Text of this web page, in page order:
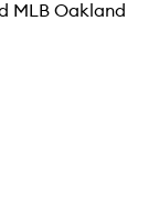
MLB Oakland